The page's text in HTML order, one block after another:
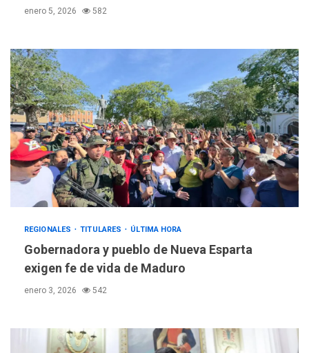
enero 5, 2026 582
REGIONALES TITULARES ÚLTIMA HORA
Gobernadora y pueblo de Nueva Esparta
exigen fe de vida de Maduro
enero 3, 2026 542